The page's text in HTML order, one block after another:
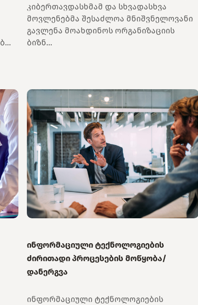
კიბერთავდასხმამ და სხვადასხვა
მოვლენებმა შესაძლოა მნიშვნელოვანი
გავლენა მოახდინოს ორგანიზაციის
ბიზნ...
ინფორმაციული ტექნოლოგიების
ძირითადი პროცესების მოწყობა/
დანერგვა
ინფორმაციული ტექნოლოგიების